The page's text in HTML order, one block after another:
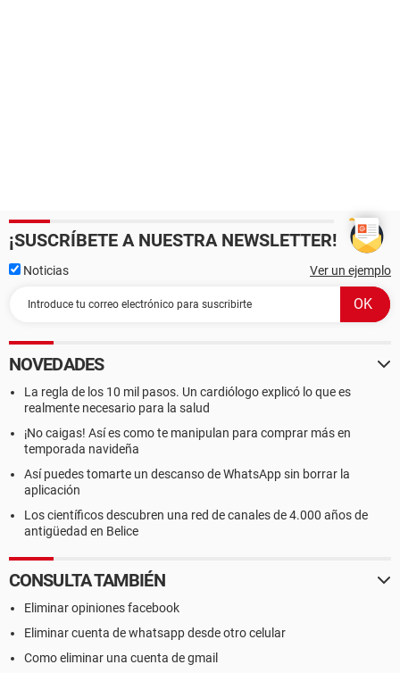
¡SUSCRÍBETE A NUESTRA NEWSLETTER!
Noticias Ver un ejemplo
NOVEDADES
La regla de los 10 mil pasos. Un cardiólogo explicó lo que es
realmente necesario para la salud
¡No caigas! Así es como te manipulan para comprar más en
temporada navideña
Así puedes tomarte un descanso de WhatsApp sin borrar la
aplicación
Los científicos descubren una red de canales de 4.000 años de
antigüedad en Belice
CONSULTA TAMBIÉN
Eliminar opiniones facebook
Eliminar cuenta de whatsapp desde otro celular
Como eliminar una cuenta de gmail